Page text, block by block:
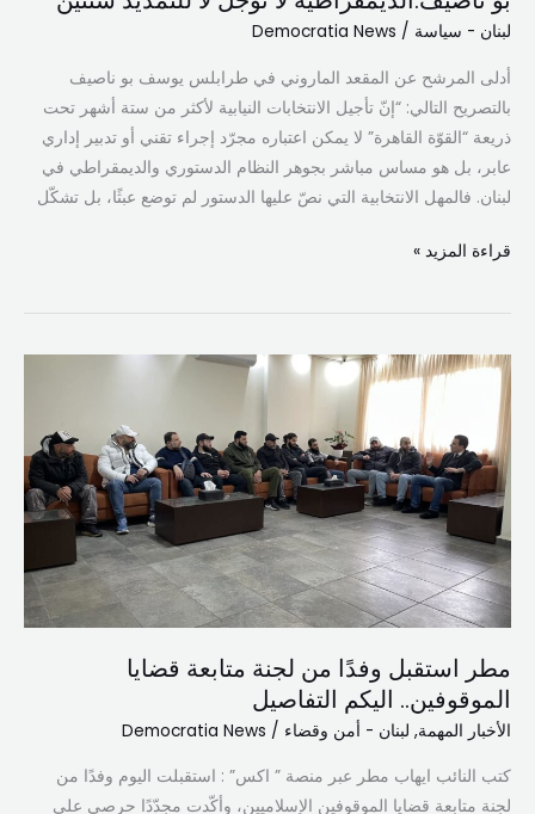
لبنان - سياسة /
Democratia News
أدلى المرشح عن المقعد الماروني في طرابلس يوسف بو ناصيف
بالتصريح التالي: “إنّ تأجيل الانتخابات النيابية لأكثر من ستة أشهر تحت
ذريعة “القوّة القاهرة” لا يمكن اعتباره مجرّد إجراء تقني أو تدبير إداري
عابر، بل هو مساس مباشر بجوهر النظام الدستوري والديمقراطي في
لبنان. فالمهل الانتخابية التي نصّ عليها الدستور لم توضع عبثًا، بل تشكّل
قراءة المزيد »
مطر استقبل وفدًا من لجنة متابعة قضايا
الموقوفين.. اليكم التفاصيل
الأخبار المهمة, لبنان - أمن وقضاء /
Democratia News
كتب النائب ايهاب مطر عبر منصة ” اكس” : استقبلت اليوم وفدًا من
لجنة متابعة قضايا الموقوفين الإسلاميين، وأكّدت مجدّدًا حرصي على
مطر
استقبل
وفدًا
من
لجنة
متابعة
قضايا
الموقوفين..
اليكم